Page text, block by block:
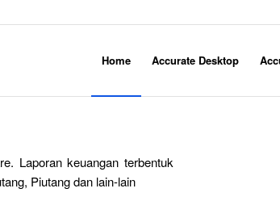
Home Accurate Desktop
Laporan keuangan terbentuk
Piutang dan lain-lain